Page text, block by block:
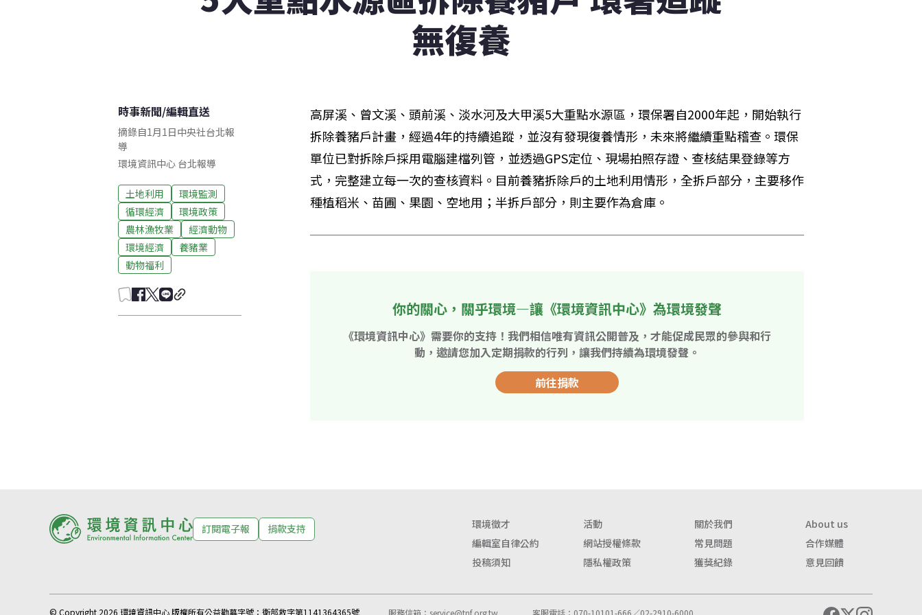
無復養
時事新聞/編輯直送
摘錄自1月1日中央社台北報
導
環境資訊中心 台北報導
土地利用
環境監測
循環經濟
環境政策
農林漁牧業
經濟動物
環境經濟
養豬業
動物福利
高屏溪、曾文溪、頭前溪、淡水河及大甲溪5大重點水源區，環保署自2000年起，開始執行
拆除養豬戶計畫，經過4年的持續追蹤，並沒有發現復養情形，未來將繼續重點稽查。環保
單位已對拆除戶採用電腦建檔列管，並透過GPS定位、現場拍照存證、查核結果登錄等方
式，完整建立每一次的查核資料。目前養豬拆除戶的土地利用情形，全拆戶部分，主要移作
種植稻米、苗圃、果園、空地用；半拆戶部分，則主要作為倉庫。
你的關心，關乎環境—讓《環境資訊中心》為環境發聲
《環境資訊中心》需要你的支持！我們相信唯有資訊公開普及，才能促成民眾的參與和行
動，邀請您加入定期捐款的行列，讓我們持續為環境發聲。
前往捐款
訂閱電子報 捐款支持 環境徵才 活動 關於我們
About us
編輯室自律公約
網站授權條款 常見問題
合作媒體
投稿須知
隱私權政策 獲獎紀錄 意見回饋
© Copyright 2026 環境資訊中心 版權所有公益勸募字號： 衛部救字第1141364365號